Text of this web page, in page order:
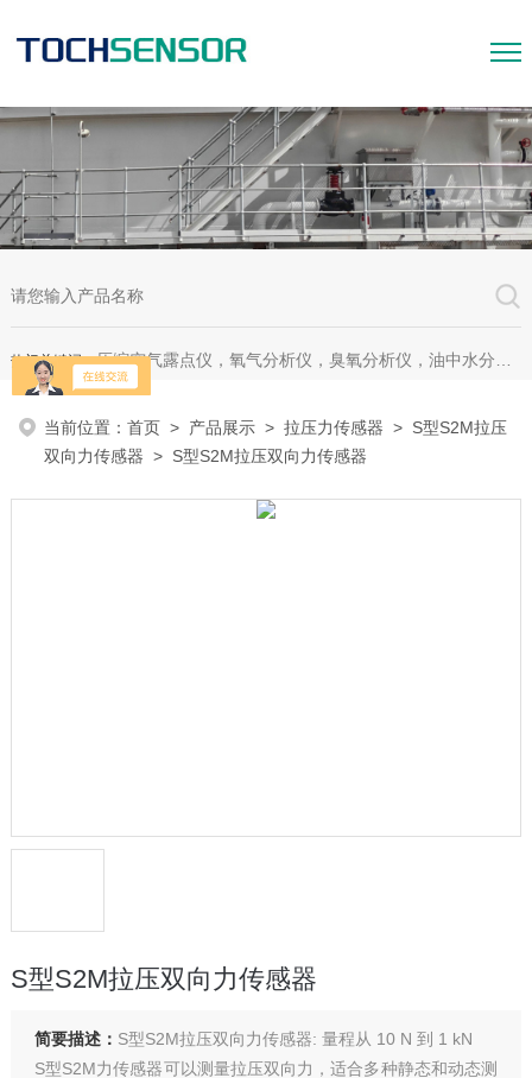
热门关键词：压缩空气露点仪，氧气分析仪，臭氧分析仪，油中水分析仪，超声波测漏仪。
当前位置：首页 > 产品展示 >拉压力传感器 > S型S2M拉压
双向力传感器 > S型S2M拉压双向力传感器
S型S2M拉压双向力传感器
简要描述： S型S2M拉压双向力传感器: 量程从 10 N 到 1 kN
S型S2M力传感器可以测量拉压双向力，适合多种静态和动态测